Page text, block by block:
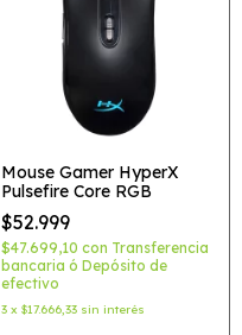
Mouse Gamer HyperX
Pulsefire Core RGB
$52.999
$47.699,10 con Transferencia
bancaria ó Depósito de
efectivo
3 x $17.666,33 sin interés